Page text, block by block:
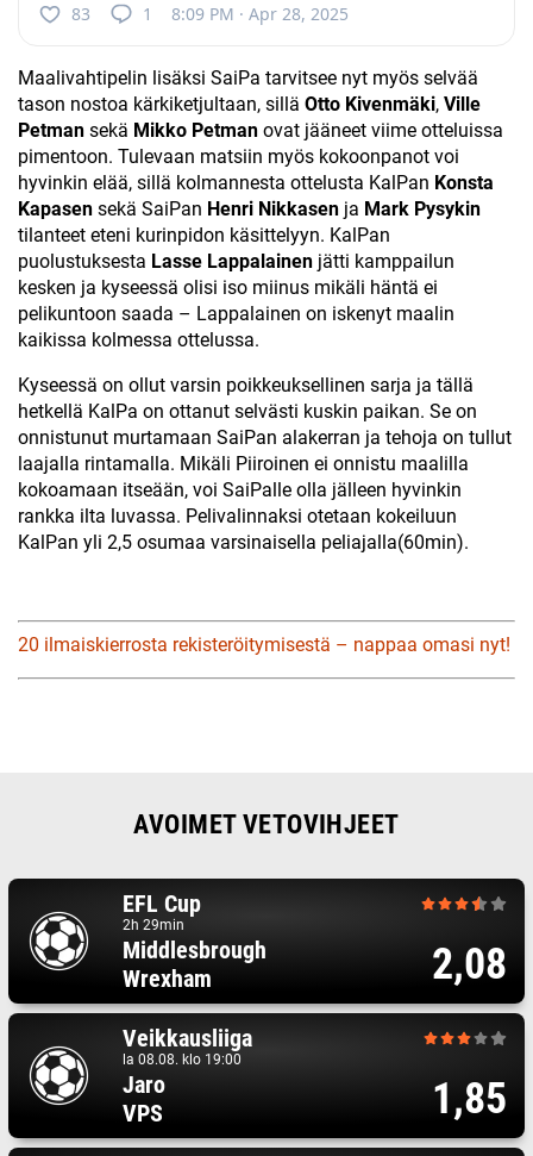
83 1 8:09 PM · Apr 28, 2025
Maalivahtipelin lisäksi SaiPa tarvitsee nyt myös selvää
tason nostoa kärkiketjultaan, sillä Otto Kivenmäki, Ville
Petman sekä Mikko Petman ovat jääneet viime otteluissa
pimentoon. Tulevaan matsiin myös kokoonpanot voi
hyvinkin elää, sillä kolmannesta ottelusta KalPan Konsta
Kapasen sekä SaiPan Henri Nikkasen ja Mark Pysykin
tilanteet eteni kurinpidon käsittelyyn. KalPan
puolustuksesta Lasse Lappalainen jätti kamppailun
kesken ja kyseessä olisi iso miinus mikäli häntä ei
pelikuntoon saada – Lappalainen on iskenyt maalin
kaikissa kolmessa ottelussa.
Kyseessä on ollut varsin poikkeuksellinen sarja ja tällä
hetkellä KalPa on ottanut selvästi kuskin paikan. Se on
onnistunut murtamaan SaiPan alakerran ja tehoja on tullut
laajalla rintamalla. Mikäli Piiroinen ei onnistu maalilla
kokoamaan itseään, voi SaiPalle olla jälleen hyvinkin
rankka ilta luvassa. Pelivalinnaksi otetaan kokeiluun
KalPan yli 2,5 osumaa varsinaisella peliajalla(60min).
20 ilmaiskierrosta rekisteröitymisestä – nappaa omasi nyt!
AVOIMET VETOVIHJEET
EFL Cup
2h 29min
Middlesbrough
Wrexham
2,08
Veikkausliiga
la 08.08. klo 19:00
Jaro
VPS
1,85